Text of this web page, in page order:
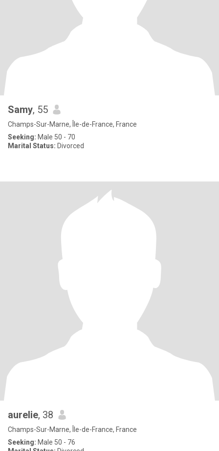
Samy, 55
Champs-Sur-Marne, Île-de-France, France
Seeking: Male 50 - 70
Marital Status: Divorced
aurelie, 38
Champs-Sur-Marne, Île-de-France, France
Seeking: Male 50 - 76